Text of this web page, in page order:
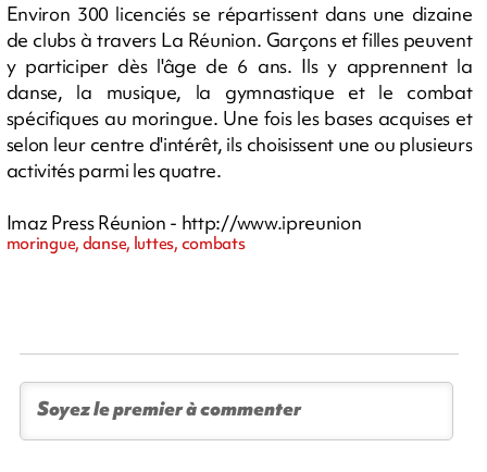
Environ 300 licenciés se répartissent dans une dizaine
de clubs à travers La Réunion. Garçons et filles peuvent
y participer dès l'âge de 6 ans. Ils y apprennent la
danse, la musique, la gymnastique et le combat
spécifiques au moringue. Une fois les bases acquises et
selon leur centre d'intérêt, ils choisissent une ou plusieurs
activités parmi les quatre.
Imaz Press Réunion - http://www.ipreunion
moringue, danse, luttes, combats